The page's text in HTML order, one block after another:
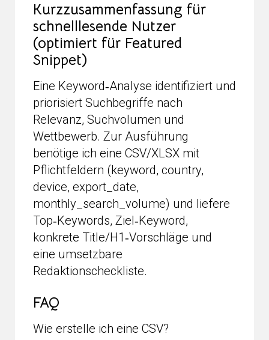
Kurzzusammenfassung für
schnelllesende Nutzer
(optimiert für Featured
Snippet)
Eine Keyword‑Analyse identifiziert und
priorisiert Suchbegriffe nach
Relevanz, Suchvolumen und
Wettbewerb. Zur Ausführung
benötige ich eine CSV/XLSX mit
Pflichtfeldern (keyword, country,
device, export_date,
monthly_search_volume) und liefere
Top‑Keywords, Ziel‑Keyword,
konkrete Title/H1‑Vorschläge und
eine umsetzbare
Redaktionscheckliste.
FAQ
Wie erstelle ich eine CSV?